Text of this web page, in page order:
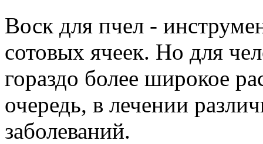
Воск для пчел -
сотовых ячеек. Но для
гораздо более широкое
очередь, в лечении
заболеваний.